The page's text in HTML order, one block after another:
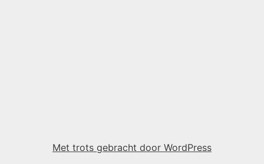
Met trots gebracht door WordPress